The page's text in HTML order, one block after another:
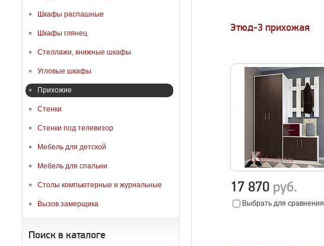
Шкафы распашные
Шкафы глянец
Стеллажи, книжные шкафы
Угловые шкафы
Прихожие
Стенки
Стенки под телевизор
Мебель для детской
Мебель для спальни
Столы компьютерные и журнальные
Вызов замерщика
Поиск в каталоге
Этюд-3 прихожая
17 870 руб.
Выбрать для сравнения